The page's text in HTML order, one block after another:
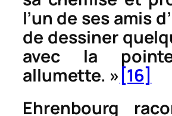
l’un de ses amis
de dessiner
avec la
allumette. » [16]
Ehrenbourg